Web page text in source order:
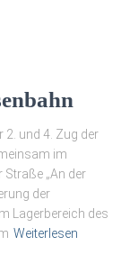
2. und 4. Zug der
im
Straße „An der
der
Lagerbereich des
Weiterlesen